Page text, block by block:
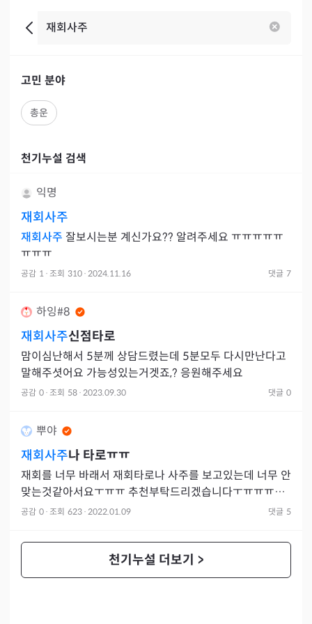
고민 분야
총운
천기누설 검색
익명
재회사주
재회사주 잘보시는분 계신가요?? 알려주세요 ㅠㅠㅠㅠㅠ
ㅠㅠㅠ
공감 1 · 조회 310 · 2024.11.16 댓글 7
하잉#8
재회사주신점타로
맘이심난해서 5분께 상담드렸는데 5분모두 다시만난다고
말해주셧어요 가능성있는거겟죠,? 응원해주세요
공감 0 · 조회 58 · 2023.09.30 댓글 0
뿌야
재회사주나 타로ㅠㅠ
재회를 너무 바래서 재회타로나 사주를 보고있는데 너무 안
맞는것같아서요ㅜㅠㅠ 추천부탁드리겠습니다ㅜㅠㅠㅠㅜ
ㅜ
공감 0 · 조회 623 · 2022.01.09 댓글 5
천기누설 더보기 >